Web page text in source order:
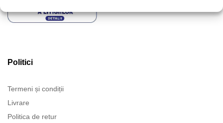
Politici
Termeni și condiții
Livrare
Politica de retur